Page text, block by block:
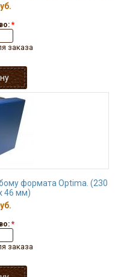
*
заказа
формата Optima. (230
46 мм)
*
заказа